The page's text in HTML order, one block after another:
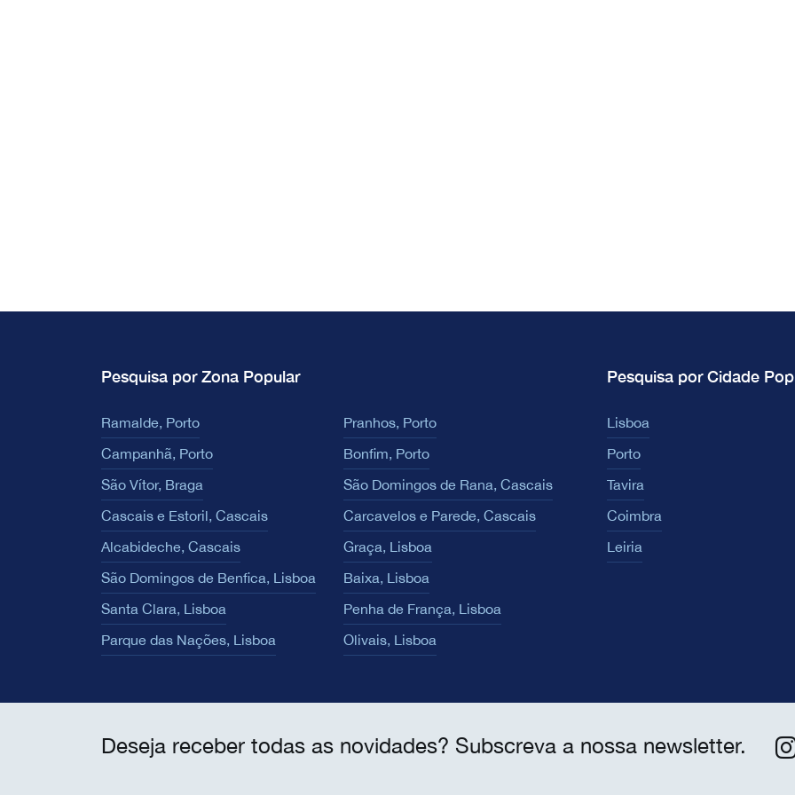
Pesquisa por Zona Popular
Ramalde, Porto
Pranhos, Porto
Campanhã, Porto
Bonfim, Porto
São Vítor, Braga
São Domingos de Rana, Cascais
Cascais e Estoril, Cascais
Carcavelos e Parede, Cascais
Alcabideche, Cascais
Graça, Lisboa
São Domingos de Benfica, Lisboa
Baixa, Lisboa
Santa Clara, Lisboa
Penha de França, Lisboa
Parque das Nações, Lisboa
Olivais, Lisboa
Pesquisa por Cidade
Lisboa
Porto
Tavira
Coimbra
Leiria
Deseja receber todas as novidades? Subscreva a nossa newsletter.